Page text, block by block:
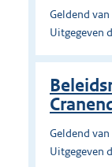
Geldend
Uitgegeven
Geldend
Uitgegeven